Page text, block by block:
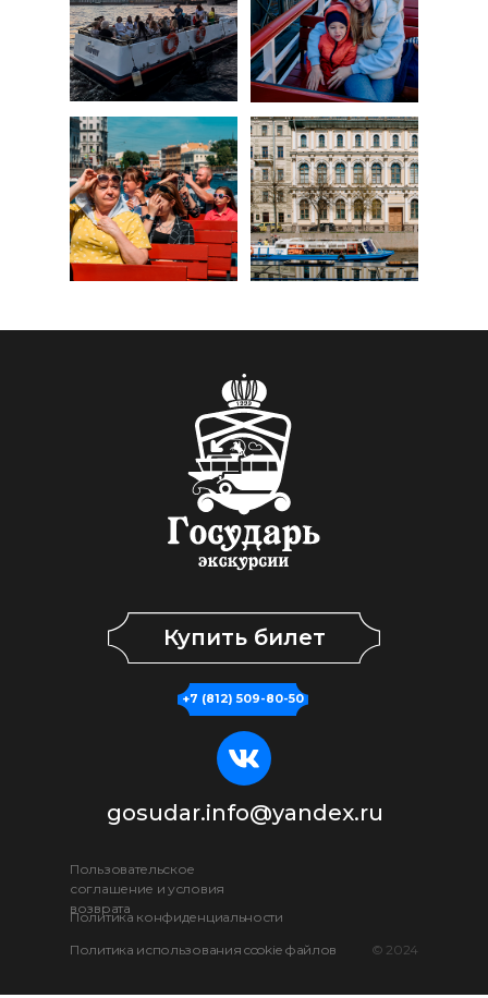
Пользовательское
соглашение и условия
возврата
© 2024
Купить билет
Политика конфиденциальности
Политика использования cookie файлов
gosudar.info@yandex.ru
+7 (812) 509-80-50